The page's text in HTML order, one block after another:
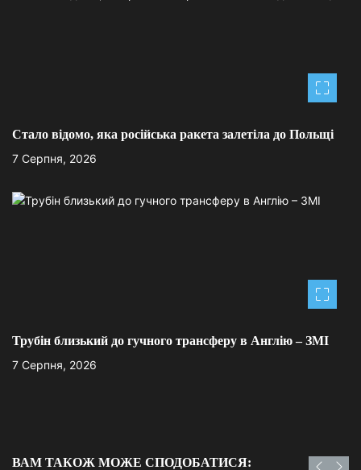
Стало відомо, яка російська ракета залетіла до Польщі
7 Серпня, 2026
Трубін близький до гучного трансферу в Англію – ЗМІ
7 Серпня, 2026
ВАМ ТАКОЖ МОЖЕ СПОДОБАТИСЯ: